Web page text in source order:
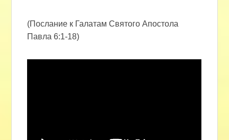
(Послание к Галатам Святого Апостола
Павла 6:1-18)